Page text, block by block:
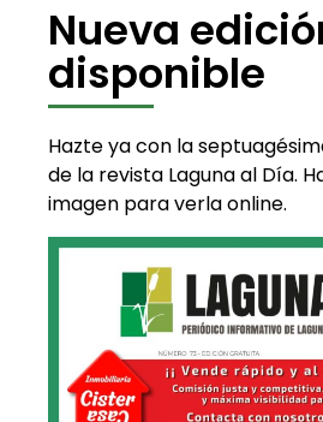
Nueva
disponible
Hazte ya con la
de la revista Laguna al Día.
imagen para verla online.